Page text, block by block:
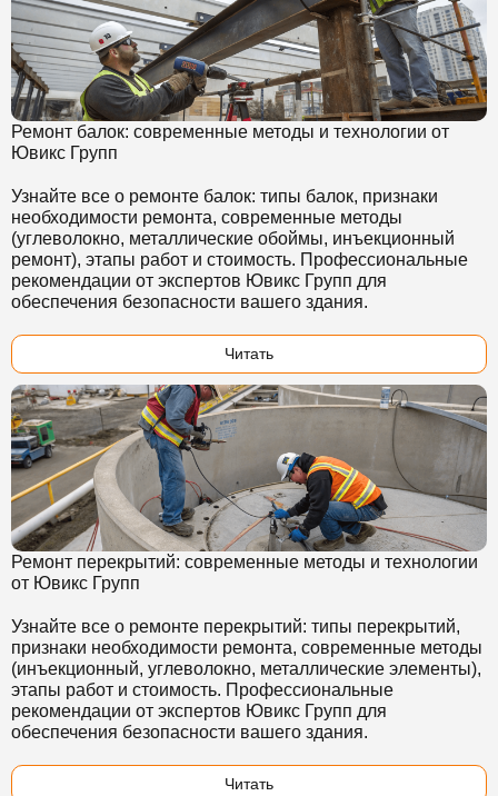
Ремонт балок: современные методы и технологии от
Ювикс Групп
Узнайте все о ремонте балок: типы балок, признаки
необходимости ремонта, современные методы
(углеволокно, металлические обоймы, инъекционный
ремонт), этапы работ и стоимость. Профессиональные
рекомендации от экспертов Ювикс Групп для
обеспечения безопасности вашего здания.
Читать
Ремонт перекрытий: современные методы и технологии
от Ювикс Групп
Узнайте все о ремонте перекрытий: типы перекрытий,
признаки необходимости ремонта, современные методы
(инъекционный, углеволокно, металлические элементы),
этапы работ и стоимость. Профессиональные
рекомендации от экспертов Ювикс Групп для
обеспечения безопасности вашего здания.
Читать